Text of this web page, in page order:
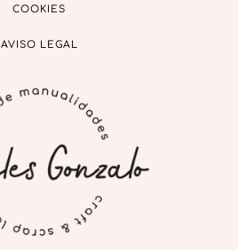
COOKIES
AVISO LEGAL